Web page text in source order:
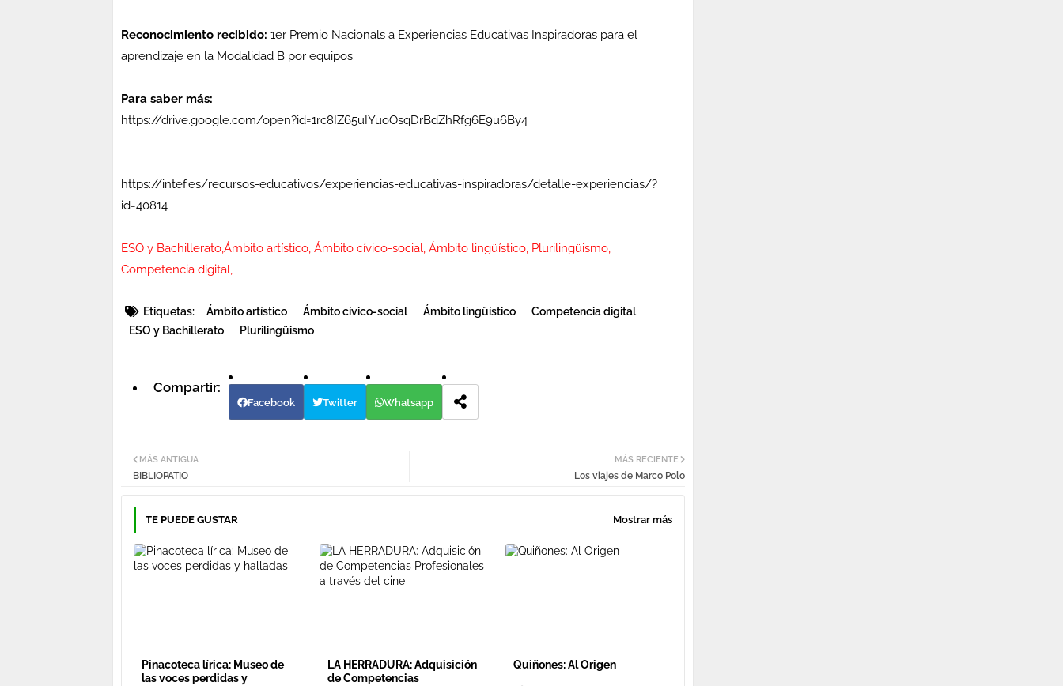
Reconocimiento recibido: 1er Premio Nacionals a Experiencias Educativas Inspiradoras para el
aprendizaje en la Modalidad B por equipos.
Para saber más:
https://drive.google.com/open?id=1rc8IZ65uIYuoOsqDrBdZhRfg6E9u6By4
https://intef.es/recursos-educativos/experiencias-educativas-inspiradoras/detalle-experiencias/?
id=40814
ESO y Bachillerato,Ámbito artístico, Ámbito cívico-social, Ámbito lingüístico, Plurilingüismo,
Competencia digital,
Etiquetas: Ámbito artístico Ámbito cívico-social Ámbito lingüístico
Competencia digital
ESO y Bachillerato
Plurilingüismo
Facebook Twitter Whatsapp
MÁS RECIENTE
Los viajes de Marco Polo
MÁS ANTIGUA
BIBLIOPATIO
TE PUEDE GUSTAR Mostrar más
Pinacoteca lírica: Museo de
las voces perdidas y
LA HERRADURA: Adquisición
de Competencias
Quiñones: Al Origen